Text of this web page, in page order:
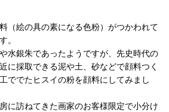
（絵の具の素になる色粉）がつかわれて
。
水銀朱であったようですが、先史時代の
に採取できる泥や土、砂などで顔料つく
ででたヒスイの粉を顔料にしてみまし
に訪ねてきた画家のお客様限定で小分け